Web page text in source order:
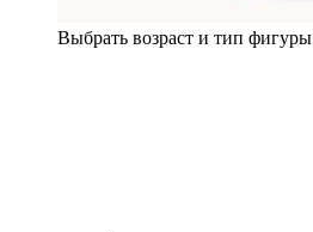
Выбрать возраст и тип фигуры